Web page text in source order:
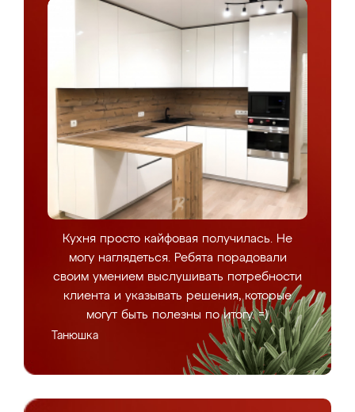
Кухня просто кайфовая получилась. Не
могу наглядеться. Ребята порадовали
своим умением выслушивать потребности
клиента и указывать решения, которые
могут быть полезны по итогу. =)
Танюшка